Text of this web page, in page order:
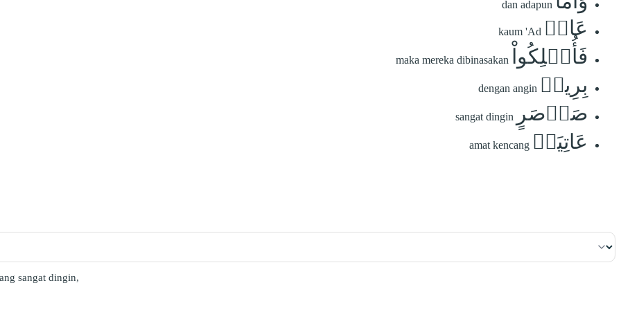
dan adapun
عَادٞ kaum 'Ad
فَأُهۡلِكُواْ maka mereka dibinasakan
بِرِيحٖ dengan angin
صَرۡصَرٍ sangat dingin
عَاتِيَةٖ amat kencang
sangat dingin,